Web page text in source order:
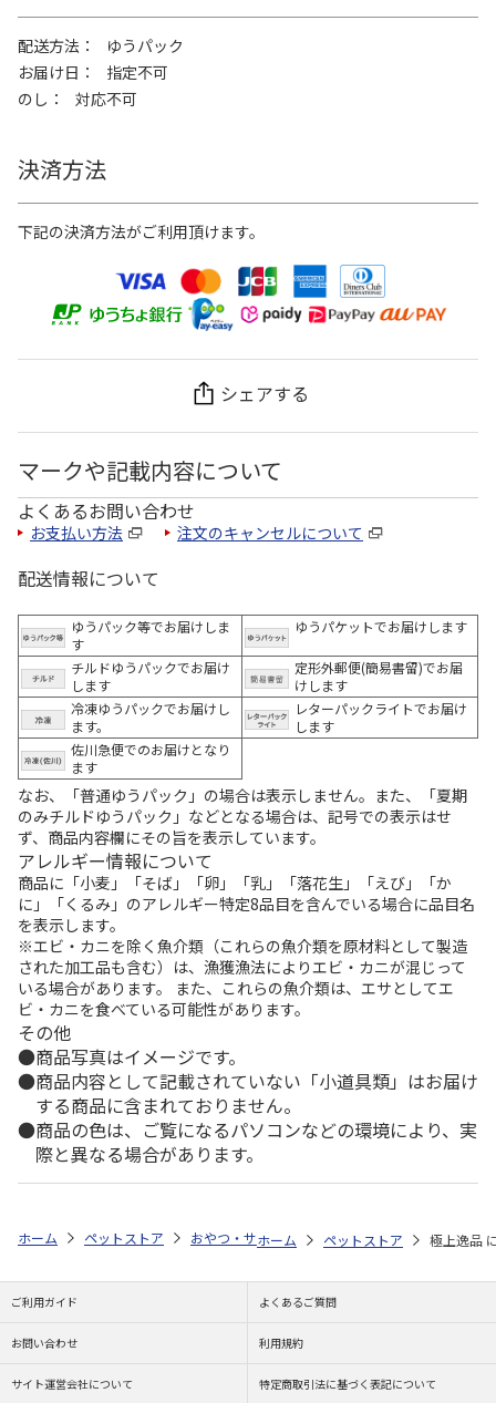
配送方法
ゆうパック
お届け日
指定不可
のし
対応不可
決済方法
下記の決済方法がご利用頂けます。
シェアする
マークや記載内容について
よくあるお問い合わせ
お支払い方法 注文のキャンセルについて
配送情報について
ゆうパック等でお届けしま
す
ゆうパケットでお届けします
チルドゆうパックでお届け
します
定形外郵便(簡易書留)でお届
けします
冷凍ゆうパックでお届けし
ます。
レターパックライトでお届け
します
佐川急便でのお届けとなり
ます
なお、「普通ゆうパック」の場合は表示しません。また、「夏期
のみチルドゆうパック」などとなる場合は、記号での表示はせ
ず、商品内容欄にその旨を表示しています。
アレルギー情報について
商品に「小麦」「そば」「卵」「乳」「落花生」「えび」「か
に」「くるみ」のアレルギー特定8品目を含んでいる場合に品目名
を表示します。
※エビ・カニを除く魚介類（これらの魚介類を原材料として製造
された加工品も含む）は、漁獲漁法によりエビ・カニが混じって
いる場合があります。 また、これらの魚介類は、エサとしてエ
ビ・カニを食べている可能性があります。
その他
商品写真はイメージです。
商品内容として記載されていない「小道具類」はお届け
する商品に含まれておりません。
商品の色は、ご覧になるパソコンなどの環境により、実
際と異なる場合があります。
ホーム ペットストア おやつ・サプリ おやつ（猫用） 藤沢商事
ホーム ペットストア 極上逸品
ご利用ガイド よくあるご質問
お問い合わせ 利用規約
サイト運営会社について 特定商取引法に基づく表記について